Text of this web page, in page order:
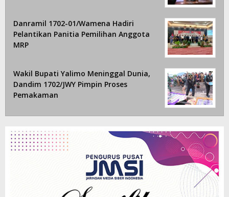
Danramil 1702-01/Wamena Hadiri
Pelantikan Panitia Pemilihan Anggota
MRP
Wakil Bupati Yalimo Meninggal Dunia,
Dandim 1702/JWY Pimpin Proses
Pemakaman